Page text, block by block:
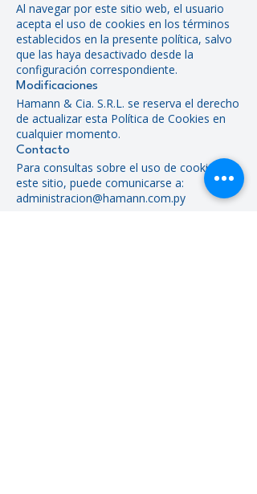
Al navegar por este sitio web, el usuario
acepta el uso de cookies en los términos
establecidos en la presente política, salvo
que las haya desactivado desde la
configuración correspondiente.
Modificaciones
Hamann & Cia. S.R.L. se reserva el derecho
de actualizar esta Política de Cookies en
cualquier momento.
Contacto
Para consultas sobre el uso de cookies en
este sitio, puede comunicarse a:
administracion@hamann.com.py